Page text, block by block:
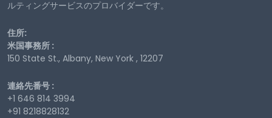
ルティングサービスのプロバイダーです。
住所:
米国事務所 :
150 State St., Albany, New York , 12207
連絡先番号 :
+1 646 814 3994
+91 8218828132